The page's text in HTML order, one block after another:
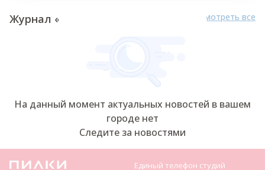
Журнал «ПИЛКИ» Смотреть все
На данный момент актуальных новостей в вашем
городе нет
Следите за новостями
Единый телефон студий